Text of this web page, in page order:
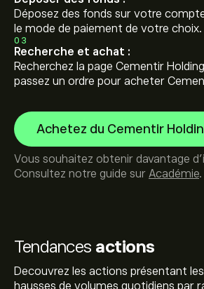
Tendances actions
Decouvrez les actions présentant
hausses de volumes quotidiens par
Déposez des fonds sur votre
le mode de paiement de votre choix.
03
Recherche et achat :
Recherchez la page Cementir
passez un ordre pour acheter
Achetez du Cementir
Vous souhaitez obtenir davantage
Consultez notre guide sur Académie.